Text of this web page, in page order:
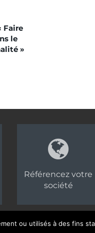
Faire
le
»
Référencez votre
société
ou utilisés à des fins